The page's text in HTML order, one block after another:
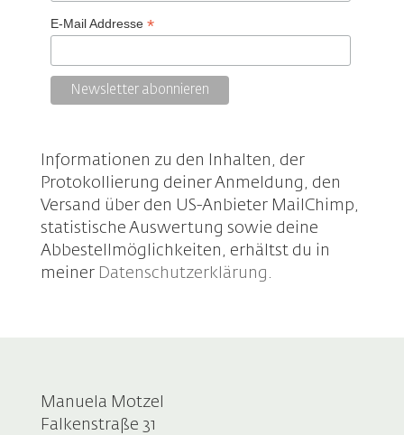
E-Mail Addresse *
Informationen zu den Inhalten, der
Protokollierung deiner Anmeldung, den
Versand über den US-Anbieter MailChimp,
statistische Auswertung sowie deine
Abbestellmöglichkeiten, erhältst du in
meiner Datenschutzerklärung .
Manuela Motzel
Falkenstraße 31